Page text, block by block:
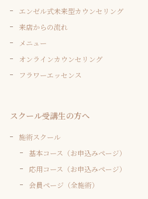
エンゼル式未来型カウンセリング
来店からの流れ
メニュー
オンラインカウンセリング
フラワーエッセンス
スクール受講生の方へ
施術スクール
基本コース（お申込みページ）
応用コース（お申込みページ）
会員ページ（全施術）